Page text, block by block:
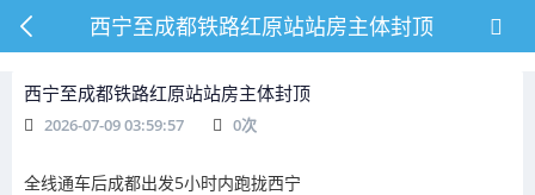
西宁至成都铁路红原站站房主体封顶
西宁至成都铁路红原站站房主体封顶
2026-07-09 03:59:57 0次
全线通车后成都出发5小时内跑拢西宁